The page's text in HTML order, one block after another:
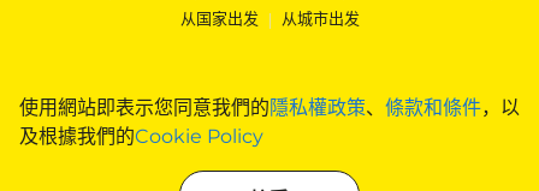
使用網站即表示您同意我們的隱私權政策、 條款和條件，以
及根據我們的Cookie Policy
从国家出发 | 从城市出发